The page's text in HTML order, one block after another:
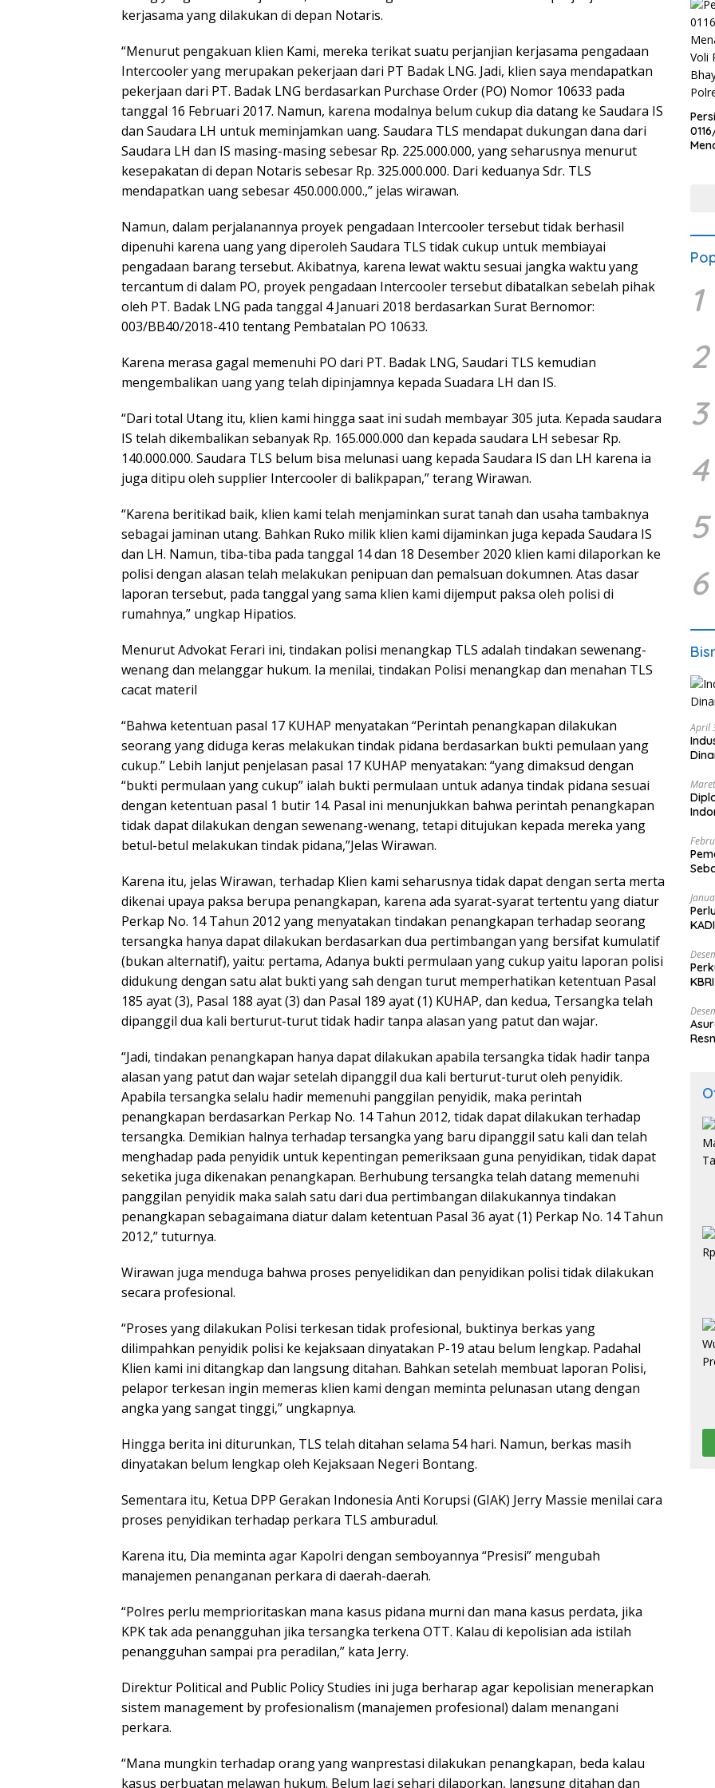
kerjasama yang dilakukan di depan Notaris.
“Menurut pengakuan klien Kami, mereka terikat suatu perjanjian kerjasama pengadaan
Intercooler yang merupakan pekerjaan dari PT Badak LNG. Jadi, klien saya mendapatkan
pekerjaan dari PT. Badak LNG berdasarkan Purchase Order (PO) Nomor 10633 pada
tanggal 16 Februari 2017. Namun, karena modalnya belum cukup dia datang ke Saudara IS
dan Saudara LH untuk meminjamkan uang. Saudara TLS mendapat dukungan dana dari
Saudara LH dan IS masing-masing sebesar Rp. 225.000.000, yang seharusnya menurut
kesepakatan di depan Notaris sebesar Rp. 325.000.000. Dari keduanya Sdr. TLS
mendapatkan uang sebesar 450.000.000.,” jelas wirawan.
Namun, dalam perjalanannya proyek pengadaan Intercooler tersebut tidak berhasil
dipenuhi karena uang yang diperoleh Saudara TLS tidak cukup untuk membiayai
pengadaan barang tersebut. Akibatnya, karena lewat waktu sesuai jangka waktu yang
tercantum di dalam PO, proyek pengadaan Intercooler tersebut dibatalkan sebelah pihak
oleh PT. Badak LNG pada tanggal 4 Januari 2018 berdasarkan Surat Bernomor:
003/BB40/2018-410 tentang Pembatalan PO 10633.
Karena merasa gagal memenuhi PO dari PT. Badak LNG, Saudari TLS kemudian
mengembalikan uang yang telah dipinjamnya kepada Suadara LH dan IS.
“Dari total Utang itu, klien kami hingga saat ini sudah membayar 305 juta. Kepada saudara
IS telah dikembalikan sebanyak Rp. 165.000.000 dan kepada saudara LH sebesar Rp.
140.000.000. Saudara TLS belum bisa melunasi uang kepada Saudara IS dan LH karena ia
juga ditipu oleh supplier Intercooler di balikpapan,” terang Wirawan.
“Karena beritikad baik, klien kami telah menjaminkan surat tanah dan usaha tambaknya
sebagai jaminan utang. Bahkan Ruko milik klien kami dijaminkan juga kepada Saudara IS
dan LH. Namun, tiba-tiba pada tanggal 14 dan 18 Desember 2020 klien kami dilaporkan ke
polisi dengan alasan telah melakukan penipuan dan pemalsuan dokumnen. Atas dasar
laporan tersebut, pada tanggal yang sama klien kami dijemput paksa oleh polisi di
rumahnya,” ungkap Hipatios.
Menurut Advokat Ferari ini, tindakan polisi menangkap TLS adalah tindakan sewenang-
wenang dan melanggar hukum. Ia menilai, tindakan Polisi menangkap dan menahan TLS
cacat materil
“Bahwa ketentuan pasal 17 KUHAP menyatakan “Perintah penangkapan dilakukan
seorang yang diduga keras melakukan tindak pidana berdasarkan bukti pemulaan yang
cukup.” Lebih lanjut penjelasan pasal 17 KUHAP menyatakan: “yang dimaksud dengan
“bukti permulaan yang cukup” ialah bukti permulaan untuk adanya tindak pidana sesuai
dengan ketentuan pasal 1 butir 14. Pasal ini menunjukkan bahwa perintah penangkapan
tidak dapat dilakukan dengan sewenang-wenang, tetapi ditujukan kepada mereka yang
betul-betul melakukan tindak pidana,”Jelas Wirawan.
Karena itu, jelas Wirawan, terhadap Klien kami seharusnya tidak dapat dengan serta merta
dikenai upaya paksa berupa penangkapan, karena ada syarat-syarat tertentu yang diatur
Perkap No. 14 Tahun 2012 yang menyatakan tindakan penangkapan terhadap seorang
tersangka hanya dapat dilakukan berdasarkan dua pertimbangan yang bersifat kumulatif
(bukan alternatif), yaitu: pertama, Adanya bukti permulaan yang cukup yaitu laporan polisi
didukung dengan satu alat bukti yang sah dengan turut memperhatikan ketentuan Pasal
185 ayat (3), Pasal 188 ayat (3) dan Pasal 189 ayat (1) KUHAP, dan kedua, Tersangka telah
dipanggil dua kali berturut-turut tidak hadir tanpa alasan yang patut dan wajar.
“Jadi, tindakan penangkapan hanya dapat dilakukan apabila tersangka tidak hadir tanpa
alasan yang patut dan wajar setelah dipanggil dua kali berturut-turut oleh penyidik.
Apabila tersangka selalu hadir memenuhi panggilan penyidik, maka perintah
penangkapan berdasarkan Perkap No. 14 Tahun 2012, tidak dapat dilakukan terhadap
tersangka. Demikian halnya terhadap tersangka yang baru dipanggil satu kali dan telah
menghadap pada penyidik untuk kepentingan pemeriksaan guna penyidikan, tidak dapat
seketika juga dikenakan penangkapan. Berhubung tersangka telah datang memenuhi
panggilan penyidik maka salah satu dari dua pertimbangan dilakukannya tindakan
penangkapan sebagaimana diatur dalam ketentuan Pasal 36 ayat (1) Perkap No. 14 Tahun
2012,” tuturnya.
Wirawan juga menduga bahwa proses penyelidikan dan penyidikan polisi tidak dilakukan
secara profesional.
“Proses yang dilakukan Polisi terkesan tidak profesional, buktinya berkas yang
dilimpahkan penyidik polisi ke kejaksaan dinyatakan P-19 atau belum lengkap. Padahal
Klien kami ini ditangkap dan langsung ditahan. Bahkan setelah membuat laporan Polisi,
pelapor terkesan ingin memeras klien kami dengan meminta pelunasan utang dengan
angka yang sangat tinggi,” ungkapnya.
Hingga berita ini diturunkan, TLS telah ditahan selama 54 hari. Namun, berkas masih
dinyatakan belum lengkap oleh Kejaksaan Negeri Bontang.
Sementara itu, Ketua DPP Gerakan Indonesia Anti Korupsi (GIAK) Jerry Massie menilai cara
proses penyidikan terhadap perkara TLS amburadul.
Karena itu, Dia meminta agar Kapolri dengan semboyannya “Presisi” mengubah
manajemen penanganan perkara di daerah-daerah.
“Polres perlu memprioritaskan mana kasus pidana murni dan mana kasus perdata, jika
KPK tak ada penangguhan jika tersangka terkena OTT. Kalau di kepolisian ada istilah
penangguhan sampai pra peradilan,” kata Jerry.
Direktur Political and Public Policy Studies ini juga berharap agar kepolisian menerapkan
sistem management by profesionalism (manajemen profesional) dalam menangani
perkara.
“Mana mungkin terhadap orang yang wanprestasi dilakukan penangkapan, beda kalau
kasus perbuatan melawan hukum. Belum lagi sehari dilaporkan, langsung ditahan dan
1
2
3
4
5
6
April